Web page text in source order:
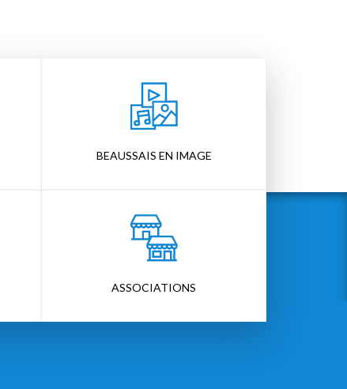
BEAUSSAIS EN IMAGE
ASSOCIATIONS